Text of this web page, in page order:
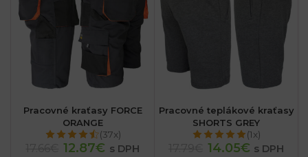
Pracovné kraťasy FORCE
ORANGE
(37x)
12.87€ s DPH
Pracovné teplákové kraťasy
SHORTS GREY
(1x)
14.05€ s DPH